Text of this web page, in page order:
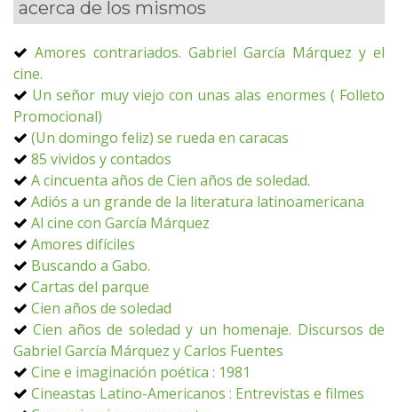
acerca de los mismos
Amores contrariados. Gabriel García Márquez y el
cine.
Un señor muy viejo con unas alas enormes ( Folleto
Promocional)
(Un domingo feliz) se rueda en caracas
85 vividos y contados
A cincuenta años de Cien años de soledad.
Adiós a un grande de la literatura latinoamericana
Al cine con García Márquez
Amores difíciles
Buscando a Gabo.
Cartas del parque
Cien años de soledad
Cien años de soledad y un homenaje. Discursos de
Gabriel García Márquez y Carlos Fuentes
Cine e imaginación poética : 1981
Cineastas Latino-Americanos : Entrevistas e filmes